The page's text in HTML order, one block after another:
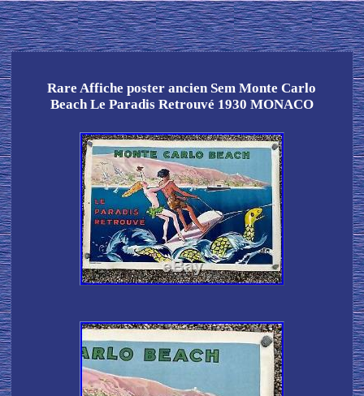
Rare Affiche poster ancien Sem Monte Carlo
Beach Le Paradis Retrouvé 1930 MONACO